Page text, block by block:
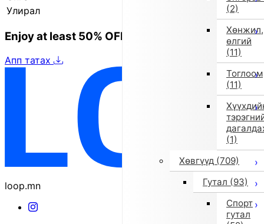
(2)
Хөнжил,
өлгий
(11)
Тоглоом
(11)
(1)
Хөвгүүд (709)
Гутал (93)
Спорт
гутал
Улирал
2025 оны намар/өвөл
Enjoy at least 50% OFF Tokyo fashion
Апп татах
loop.mn